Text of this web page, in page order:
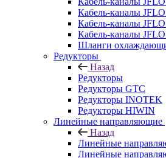
Кабель-каналы
Кабель-каналы
Кабель-каналы
Шланги
Редукторы
Назад
Редукторы
Редукторы GTC
Редукторы INOTEK
Редукторы HIWIN
Линейные направляющие
Назад
Линейные
Линейные